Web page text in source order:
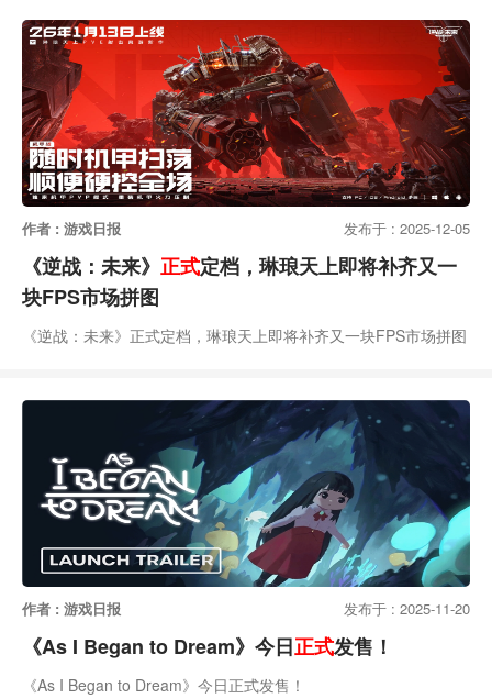
作者 : 游戏日报 发布于 : 2025-12-05
《逆战：未来》 正式定档，琳琅天上即将补齐又一
块FPS市场拼图
《逆战：未来》正式定档，琳琅天上即将补齐又一块FPS市场拼图
作者 : 游戏日报 发布于 : 2025-11-20
《As I Began to Dream》今日正式发售！
《As I Began to Dream》今日正式发售！